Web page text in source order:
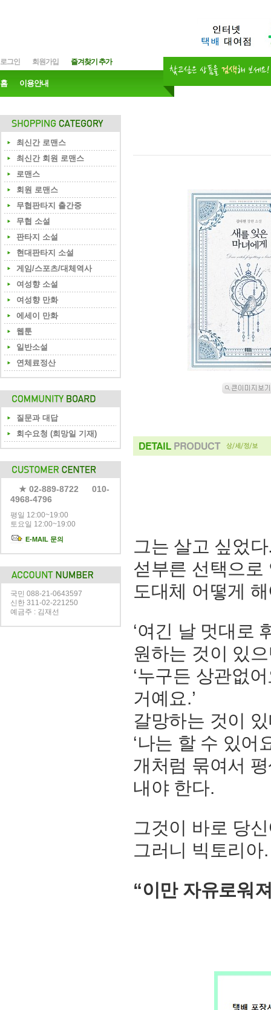
로그인 회원가입 즐겨찾기 추가
홈 이용안내
최신간 로맨스
최신간 회원 로맨스
로맨스
회원 로맨스
무협판타지 출간중
무협 소설
판타지 소설
현대판타지 소설
게임/스포츠/대체역사
여성향 소설
여성향 만화
에세이 만화
웹툰
일반소설
연체료정산
질문과 대답
회수요청 (희망일 기재)
★ 02-889-8722 010-
4968-4796
평일 12:00~19:00
토요일 12:00~19:00
E-MAIL 문의
국민 088-21-0643597
신한 311-02-221250
예금주 : 김재선
그는 살고 싶었
섣부른 선택으로
도대체 어떻게
‘여긴 날 멋대로
원하는 것이 있
‘누구든 상관없
거예요.’
갈망하는 것이
‘나는 할 수 있어
개처럼 묶여서
내야 한다.
그것이 바로 당
그러니 빅토리아.
“이만 자유로워